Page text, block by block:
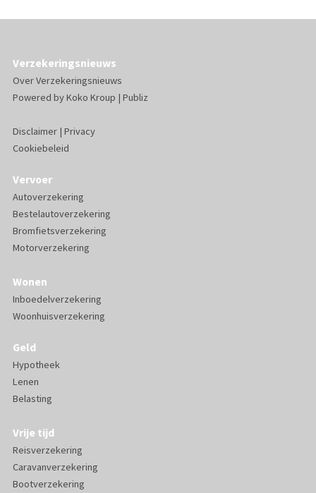
Verzekeringsnieuws
Over Verzekeringsnieuws
Powered byKoko Kroup | Publiz
Disclaimer| Privacy
Cookiebeleid
Vervoer
Autoverzekering
Bestelautoverzekering
Bromfietsverzekering
Motorverzekering
Wonen
Inboedelverzekering
Woonhuisverzekering
Geld
Hypotheek
Lenen
Belasting
Vrije tijd
Reisverzekering
Caravanverzekering
Bootverzekering